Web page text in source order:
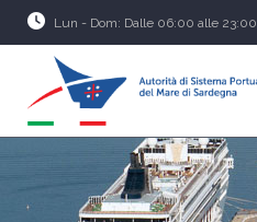
Lun - Dom: Dalle 06:00 alle 23:00